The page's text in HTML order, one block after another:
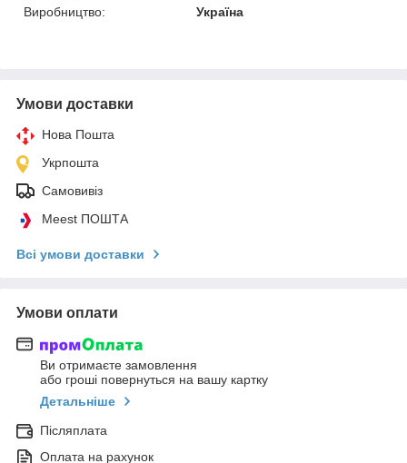
Виробництво:
Україна
Умови доставки
Нова Пошта
Укрпошта
Самовивіз
Meest ПОШТА
Всі умови доставки
Умови оплати
Ви отримаєте замовлення
або гроші повернуться на вашу картку
Детальніше
Післяплата
Оплата на рахунок